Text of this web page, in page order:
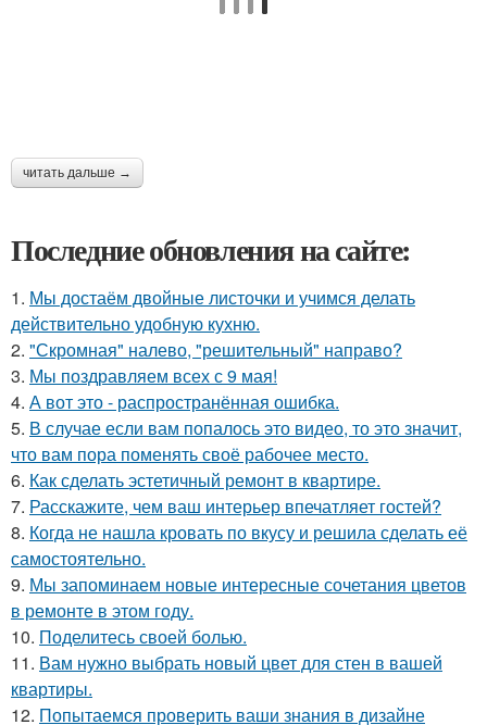
читать дальше →
Последние обновления на сайте:
1. Мы достаём двойные листочки и учимся делать
действительно удобную кухню.
2. "Скромная" налево, "решительный" направо?
3. Мы поздравляем всех с 9 мая!
4. А вот это - распространённая ошибка.
5. В случае если вам попалось это видео, то это значит,
что вам пора поменять своё рабочее место.
6. Как сделать эстетичный ремонт в квартире.
7. Расскажите, чем ваш интерьер впечатляет гостей?
8. Когда не нашла кровать по вкусу и решила сделать её
самостоятельно.
9. Мы запоминаем новые интересные сочетания цветов
в ремонте в этом году.
10. Поделитесь своей болью.
11. Вам нужно выбрать новый цвет для стен в вашей
квартиры.
12. Попытаемся проверить ваши знания в дизайне